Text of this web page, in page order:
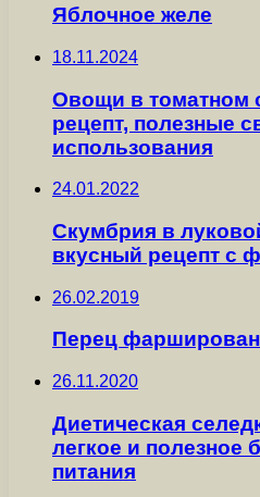
Яблочное желе
18.11.2024
Овощи в томатном
рецепт, полезные
использования
24.01.2022
Скумбрия в
вкусный рецепт с
26.02.2019
Перец
26.11.2020
Диетическая
легкое и полезное
питания